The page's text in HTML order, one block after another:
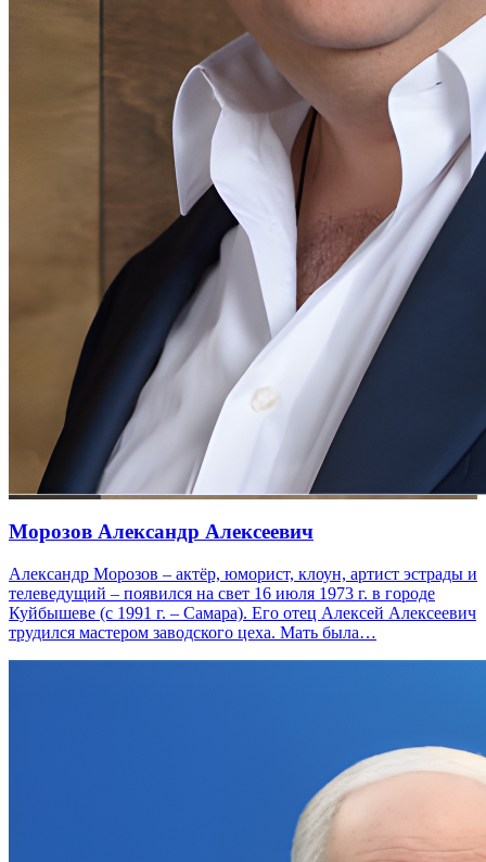
Морозов Александр Алексеевич
Александр Морозов – актёр, юморист, клоун, артист эстрады и
телеведущий – появился на свет 16 июля 1973 г. в городе
Куйбышеве (с 1991 г. – Самара). Его отец Алексей Алексеевич
трудился мастером заводского цеха. Мать была…